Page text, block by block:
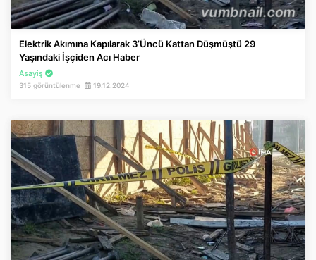
Elektrik Akımına Kapılarak 3’üncü Kattan Düşmüştü 29
Yaşındaki İşçiden Acı Haber
Asayiş
315 görüntülenme 19.12.2024